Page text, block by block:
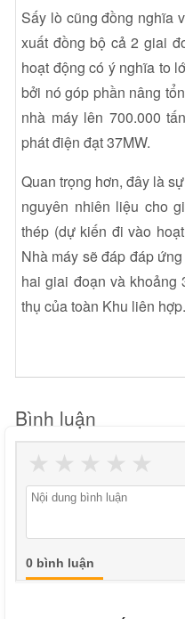
Sấy lò cũng đồng nghĩa
xuất đồng bộ cả 2 giai
hoạt động có ý nghĩa to
bởi nó góp phần nâng
nhà máy lên 700.000
phát điện đạt 37MW.
Quan trọng hơn, đây là
nguyên nhiên liệu cho
thép (dự kiến đi vào
Nhà máy sẽ đáp đáp
hai giai đoạn và khoảng
thụ của toàn Khu liên hợp.
Bình luận
★
★
★
★
★
0 bình luận